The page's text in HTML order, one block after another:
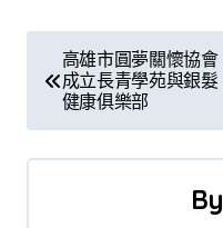
章
導
高雄市圓夢關懷協會
成立長青學苑與銀髮
健康俱樂部
By